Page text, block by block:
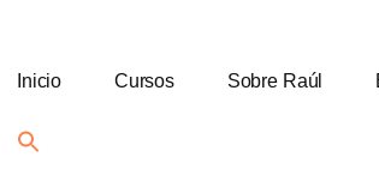
Inicio Cursos Sobre Raúl